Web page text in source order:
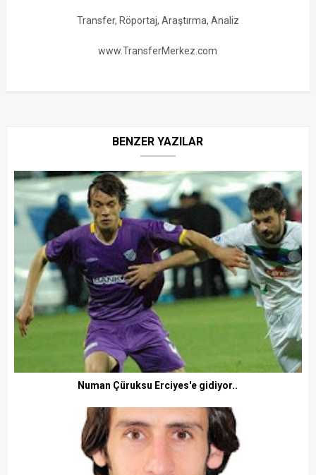
Transfer, Röportaj, Araştırma, Analiz
www.TransferMerkez.com
BENZER YAZILAR
Numan Çüruksu Erciyes'e gidiyor..